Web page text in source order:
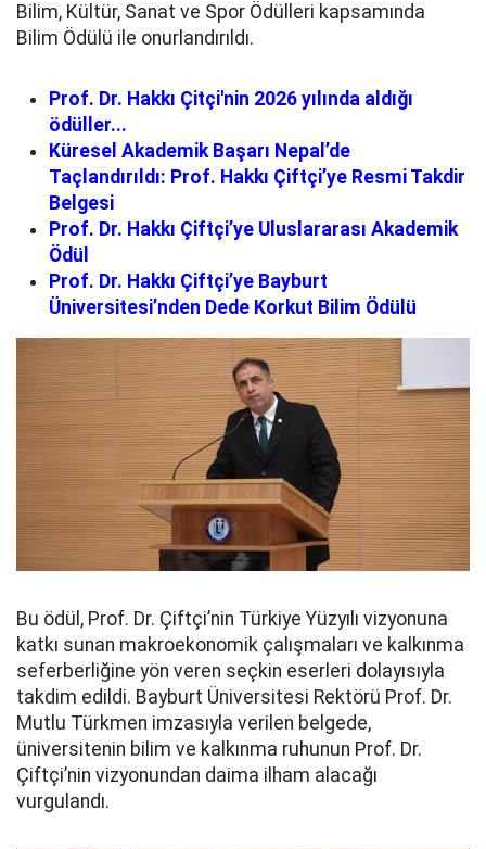
Bilim, Kültür, Sanat ve Spor Ödülleri kapsamında
Bilim Ödülü ile onurlandırıldı.
Prof. Dr. Hakkı Çitçi'nin 2026 yılında aldığı
ödüller...
Küresel Akademik Başarı Nepal’de
Taçlandırıldı: Prof. Hakkı Çiftçi’ye Resmi Takdir
Belgesi
Prof. Dr. Hakkı Çiftçi’ye Uluslararası Akademik
Ödül
Prof. Dr. Hakkı Çiftçi’ye Bayburt
Üniversitesi’nden Dede Korkut Bilim Ödülü
Bu ödül, Prof. Dr. Çiftçi’nin Türkiye Yüzyılı vizyonuna
katkı sunan makroekonomik çalışmaları ve kalkınma
seferberliğine yön veren seçkin eserleri dolayısıyla
takdim edildi. Bayburt Üniversitesi Rektörü Prof. Dr.
Mutlu Türkmen imzasıyla verilen belgede,
üniversitenin bilim ve kalkınma ruhunun Prof. Dr.
Çiftçi’nin vizyonundan daima ilham alacağı
vurgulandı.